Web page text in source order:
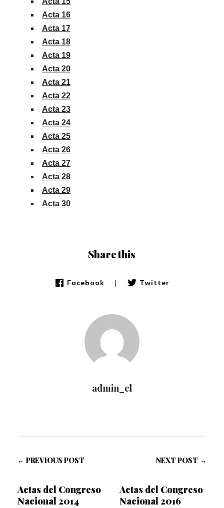
Acta 16
Acta 17
Acta 18
Acta 19
Acta 20
Acta 21
Acta 22
Acta 23
Acta 24
Acta 25
Acta 26
Acta 27
Acta 28
Acta 29
Acta 30
Share this
Facebook | Twitter
admin_cl
← PREVIOUS POST
Actas del Congreso
Nacional 2014
NEXT POST →
Actas del Congreso
Nacional 2016